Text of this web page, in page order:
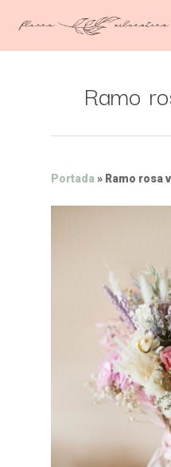
Hit enter to search
Ramo
Portada» Ramo rosa